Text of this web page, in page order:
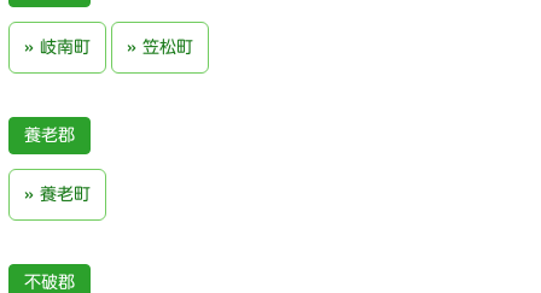
岐南町 笠松町
養老郡
養老町
不破郡